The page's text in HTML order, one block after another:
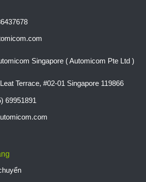
Singapore ( Automicom Pte Ltd )
Terrace, #02-01 Singapore 119866
69951891